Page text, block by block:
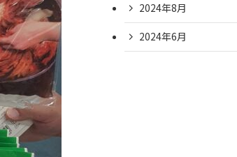
2024年8月
2024年6月